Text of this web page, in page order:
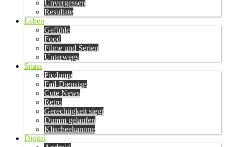
Unvergessen
Resultate
Leben
Gefühle
Food
Filme und Serien
Unterwegs
Spass
Picdump
Fail-Dienstag
Cute News
Retro
Gerechtigkeit siegt
Dumm gelaufen
Klischeekanone
Digital